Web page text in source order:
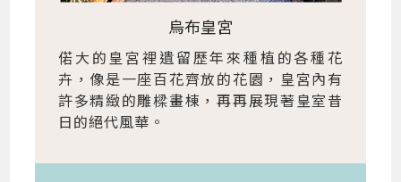
烏布皇宮
偌大的皇宮裡遺留歷年來種植的各種花
卉，像是一座百花齊放的花園，皇宮內有
許多精緻的雕樑畫棟，再再展現著皇室昔
日的絕代風華。